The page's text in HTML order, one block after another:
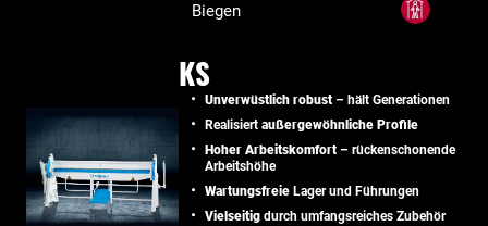
Biegen
KS
Unverwüstlich robust – hält Generationen
Realisiert außergewöhnliche Profile
Hoher Arbeitskomfort – rückenschonende
Arbeitshöhe
Wartungsfreie Lager und Führungen
Vielseitig durch umfangsreiches Zubehör